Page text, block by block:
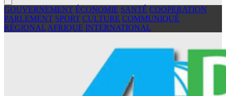
GOUVERNEMENT ÉCONOMIE SANTÉ COOPERATION
PARLEMENT SPORT CULTURE COMMUNIQUÉ
RÉGIONAL AFRIQUE INTERNATIONAL